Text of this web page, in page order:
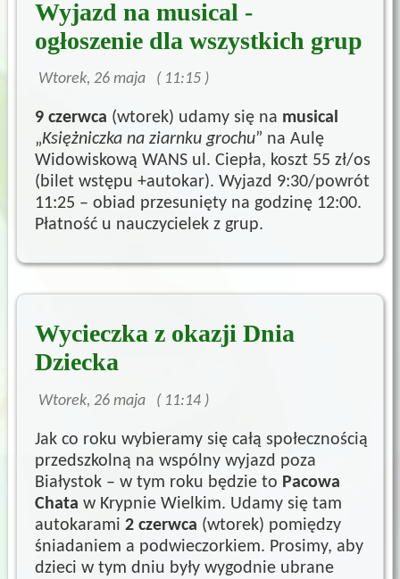
Wyjazd na musical -
ogłoszenie dla wszystkich grup
Wtorek, 26 maja ( 11:15 )
9 czerwca (wtorek) udamy się na musical
„Księżniczka na ziarnku grochu” na Aulę
Widowiskową WANS ul. Ciepła, koszt 55 zł/os
(bilet wstępu +autokar). Wyjazd 9:30/powrót
11:25 – obiad przesunięty na godzinę 12:00.
Płatność u nauczycielek z grup.
Wycieczka z okazji Dnia
Dziecka
Wtorek, 26 maja ( 11:14 )
Jak co roku wybieramy się całą społecznością
przedszkolną na wspólny wyjazd poza
Białystok – w tym roku będzie to Pacowa
Chata w Krypnie Wielkim. Udamy się tam
autokarami 2 czerwca (wtorek) pomiędzy
śniadaniem a podwieczorkiem. Prosimy, aby
dzieci w tym dniu były wygodnie ubrane